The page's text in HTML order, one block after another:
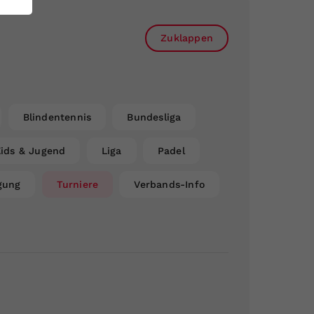
Zuklappen
Blindentennis Bundesliga
& Jugend Liga Padel
Turniere Verbands-Info